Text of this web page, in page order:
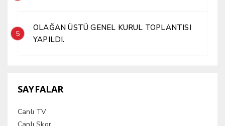
5
OLAĞAN ÜSTÜ GENEL KURUL TOPLANTISI
YAPILDI.
SAYFALAR
Canlı TV